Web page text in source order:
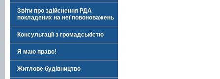
Звіти про здійснення РДА
покладених на неї повоноважень
Консультації з громадськістю
Я маю право!
Житлове будівництво